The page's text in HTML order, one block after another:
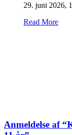
29. juni 2026,
Read More
Anmeldelse af